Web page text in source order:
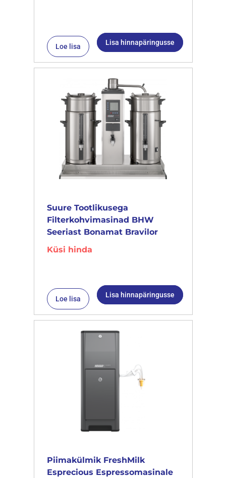
Loe lisa Lisa hinnapäringusse
Suure Tootlikusega
Filterkohvimasinad BHW
Seeriast Bonamat Bravilor
Küsi hinda
Loe lisa Lisa hinnapäringusse
Piimakülmik FreshMilk
Esprecious Espressomasinale